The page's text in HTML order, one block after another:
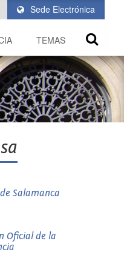
Sede Electrónica
TEMAS
Salamanca
Oficial de la